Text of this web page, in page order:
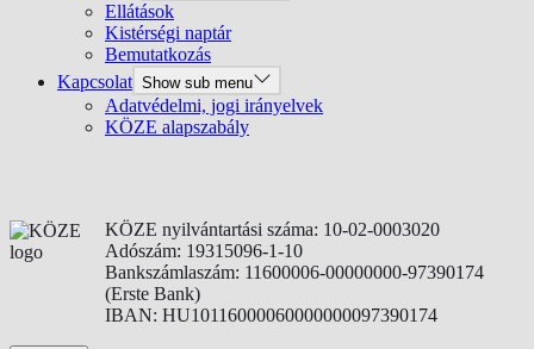
Ellátások
Kistérségi naptár
Bemutatkozás
Kapcsolat Show sub menu
Adatvédelmi, jogi irányelvek
KÖZE alapszabály
KÖZE nyilvántartási száma: 10-02-0003020
Adószám: 19315096-1-10
Bankszámlaszám: 11600006-00000000-97390174
(Erste Bank)
IBAN: HU10116000060000000097390174